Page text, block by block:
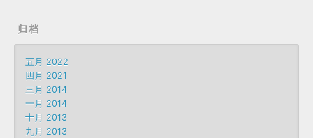
归档
五月 2022
四月 2021
三月 2014
一月 2014
十月 2013
九月 2013